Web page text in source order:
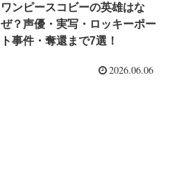
ワンピースコビーの英雄はな
ぜ？声優・実写・ロッキーポー
ト事件・奪還まで7選！
2026.06.06